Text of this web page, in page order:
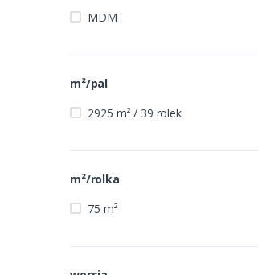
MDM
m²/pal
2925 m² / 39 rolek
m²/rolka
75 m²